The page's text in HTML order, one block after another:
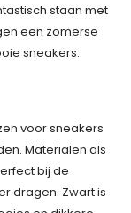
staan met
een zomerse
sneakers.
voor sneakers
Materialen als
bij de
dragen. Zwart is